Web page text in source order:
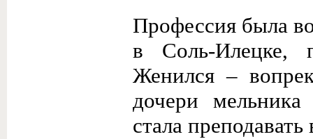
Профессия была
в Соль-Илецке,
Женился –
дочери
стала